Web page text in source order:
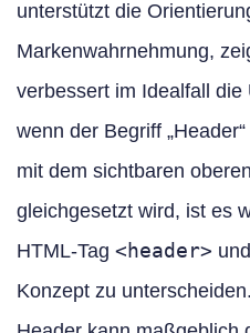
unterstützt die
Markenwahrnehmung,
verbessert im Idealfall die
wenn der Begriff
mit dem sichtbaren
gleichgesetzt wird, ist es
HTML-Tag <header>
Konzept zu